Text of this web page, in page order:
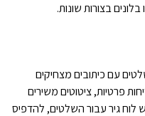
בצורות שונות.
עם כיתובים מצחיקים
פרטיות, ציטוטים משירים
לוח גיר עבור השלטים, להדפיס